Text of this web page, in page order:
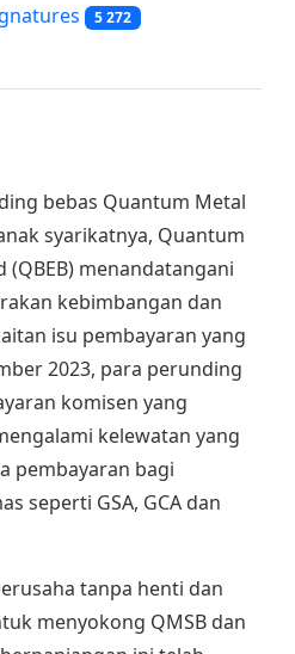
5 272
bebas Quantum Metal
syarikatnya, Quantum
(QBEB) menandatangani
kebimbangan dan
isu pembayaran yang
2023, para perunding
komisen yang
kelewatan yang
pembayaran bagi
seperti GSA, GCA dan
tanpa henti dan
menyokong QMSB dan